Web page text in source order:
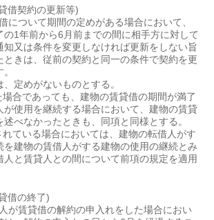
借契約の更新等)
について期間の定めがある場合において、
の1年前から6月前までの間に相手方に対して
知又は条件を変更しなければ更新をしない旨
ときは、従前の契約と同一の条件で契約を更
定めがないものとする。
合であっても、建物の賃貸借の期間が満了
が使用を継続する場合において、建物の賃貸
述べなかったときも、同項と同様とする。
ている場合においては、建物の転借人がす
を建物の賃借人がする建物の使用の継続とみ
人と賃貸人との間について前項の規定を適用
借の終了)
が賃貸借の解約の申入れをした場合におい